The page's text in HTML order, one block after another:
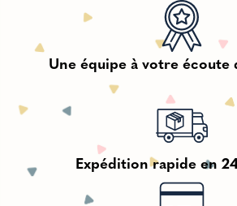
Une équipe à votre écoute
Expédition rapide en